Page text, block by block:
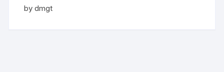
Rated5out
of 5
by dmgt